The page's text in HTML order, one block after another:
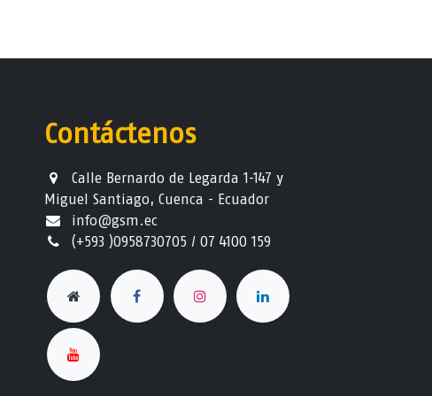
Contáctenos
Calle Bernardo de Legarda 1-147 y
Miguel Santiago, Cuenca - Ecuador
info@gsm.ec​
(+593 )0958730705 / 07 4100 159